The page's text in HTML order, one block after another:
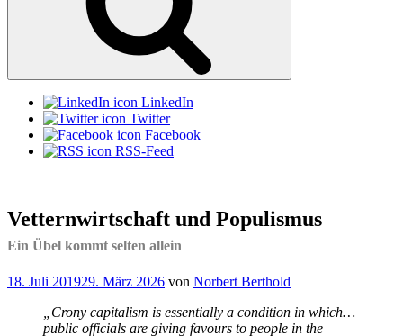
LinkedIn
Twitter
Facebook
RSS-Feed
Vetternwirtschaft und Populismus
Ein Übel kommt selten allein
Veröffentlicht
18. Juli 201929. März 2026 von Norbert Berthold
„Crony capitalism is essentially a condition in which…
public officials are giving favours to people in the